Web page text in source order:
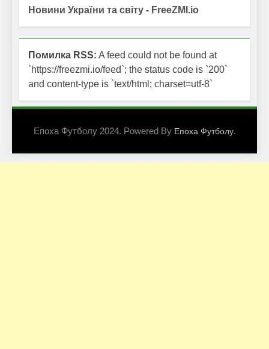
Новини України та світу - FreeZMI.io
Помилка RSS: A feed could not be found at
`https://freezmi.io/feed`; the status code is `200`
and content-type is `text/html; charset=utf-8`
Епоха Футболу 2024. Powered By Епоха Футболу.